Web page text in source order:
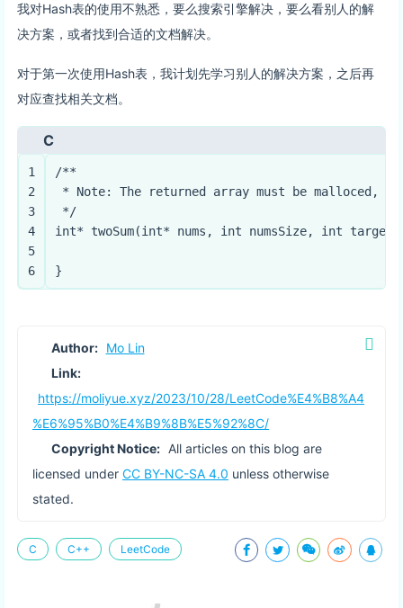
我对Hash表的使用不熟悉，要么搜索引擎解决，要么看别人的解
决方案，或者找到合适的文档解决。
对于第一次使用Hash表，我计划先学习别人的解决方案，之后再
对应查找相关文档。
C
1
2
3
4
5
6
/**
* Note: The returned array must be malloced,
*/
int* twoSum(int* nums, int numsSize, int
}
Author: Mo Lin
Link:
https://moliyue.xyz/2023/10/28/LeetCode%E4%B8%A4
%E6%95%B0%E4%B9%8B%E5%92%8C/
Copyright Notice: All articles on this blog are
licensed under CC BY-NC-SA 4.0 unless otherwise
stated.
C C++ LeetCode